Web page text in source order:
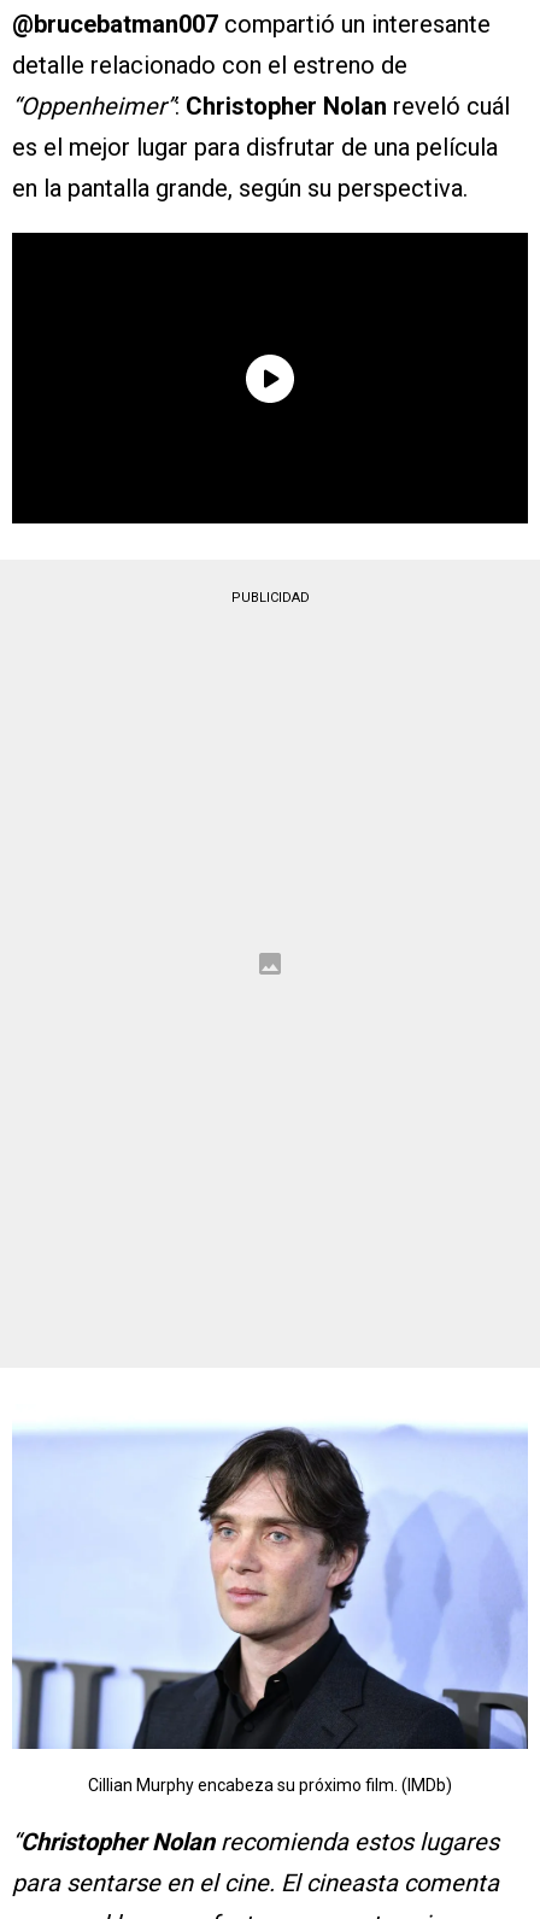
@brucebatman007 compartió un interesante
detalle relacionado con el estreno de
“Oppenheimer”: Christopher Nolan reveló cuál
es el mejor lugar para disfrutar de una película
en la pantalla grande, según su perspectiva.
PUBLICIDAD
Cillian Murphy encabeza su próximo film. (IMDb)
“Christopher Nolan recomienda estos lugares
para sentarse en el cine. El cineasta comenta